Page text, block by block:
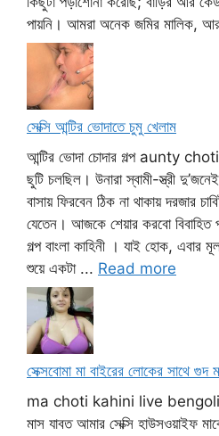
পায়নি। আমরা অনেক জমির মালিক,
সেক্সি আন্টির ভোদাতে চুমু খেলাম
আন্টির ভোদা চোদার গল্প aunty
ছুটি চলছিল। উনারা স্বামী-স্ত্রী
বাসায় ফিরবেন ঠিক না থাকায় দরজার
যেতেন। আজকে শেয়ার করবো বিবাহিত
গল্প বাংলা কাহিনী । যাই হোক, এবার
শুয়ে একটা ... Read more
সেক্সবোমা মা বাইরের লোকের সাথে গুদ
ma choti kahini live
মাস যাবত আমার সেক্সি হাউসওয়াইফ